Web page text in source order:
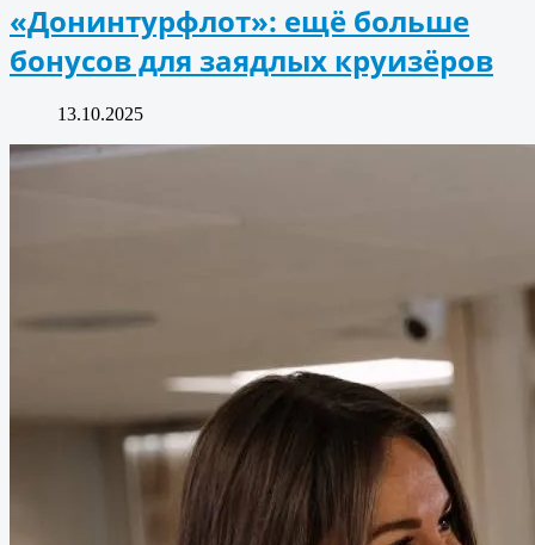
«Донинтурфлот»: ещё больше
бонусов для заядлых круизёров
13.10.2025